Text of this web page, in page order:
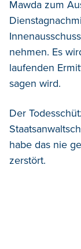
Mawda zum
nehmen. Es
laufenden
sagen wird.
Der
habe das nie
zerstört.